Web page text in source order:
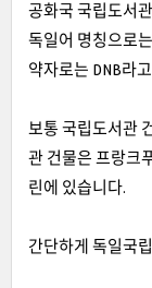
공화국 국립도서
독일어 명칭으로
약자로는 DNB라
보통 국립도서관
관 건물은 프랑크
린에 있습니다.
간단하게 독일국